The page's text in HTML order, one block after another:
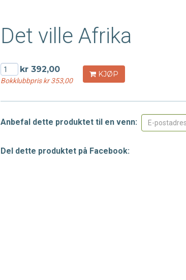
Det ville Afrika
kr 392,00
Bokklubbpris kr 353,00
KJØP
Anbefal dette produktet til en venn:
Del dette produktet på Facebook: